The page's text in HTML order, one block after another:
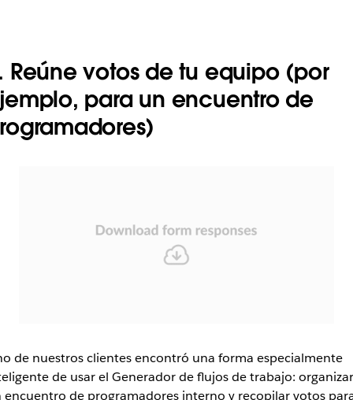
Reúne votos de tu equipo (por
para un encuentro de
de nuestros clientes encontró una forma especialmente
de usar el Generador de flujos de trabajo: organizar
encuentro de programadores interno y recopilar votos